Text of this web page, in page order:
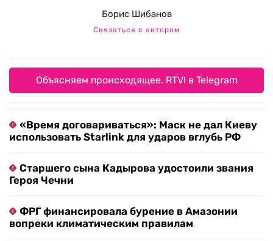
Борис Шибанов
Связаться с автором
Объясняем происходящее. RTVI в Telegram
«Время договариваться»: Маск не дал Киеву
использовать Starlink для ударов вглубь РФ
Старшего сына Кадырова удостоили звания
Героя Чечни
ФРГ финансировала бурение в Амазонии
вопреки климатическим правилам